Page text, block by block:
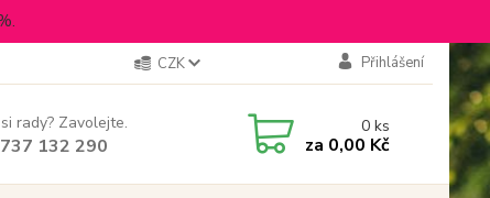
CZK Přihlášení
rady? Zavolejte.
132 290
0ks
za 0,00 Kč